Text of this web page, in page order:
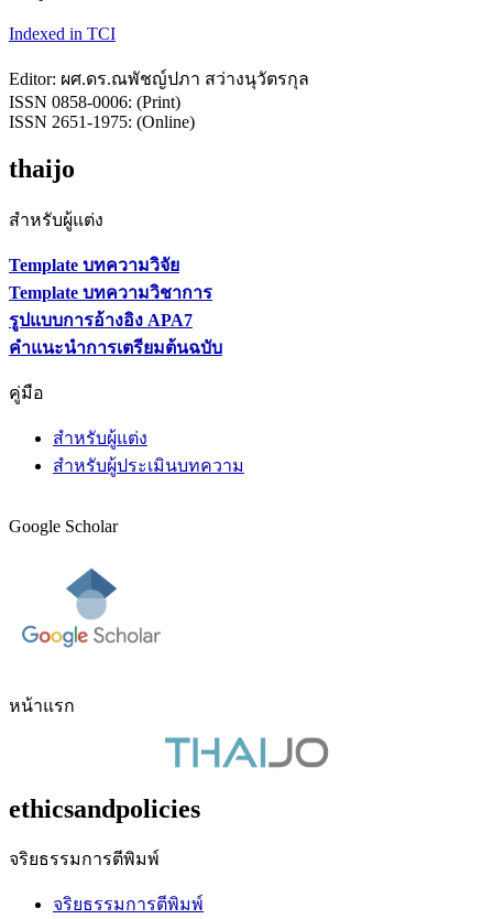
Indexed in TCI
Editor: ผศ.ดร.ณพัชญ์ปภา สว่างนุวัตรกุล
ISSN 0858-0006: (Print)
ISSN 2651-1975: (Online)
thaijo
สำหรับผู้แต่ง
Template บทความวิจัย
Template บทความวิชาการ
รูปแบบการอ้างอิง APA7
คำแนะนำการเตรียมต้นฉบับ
คู่มือ
สำหรับผู้แต่ง
สำหรับผู้ประเมินบทความ
Google Scholar
หน้าแรก
ethicsandpolicies
จริยธรรมการตีพิมพ์
จริยธรรมการตีพิมพ์